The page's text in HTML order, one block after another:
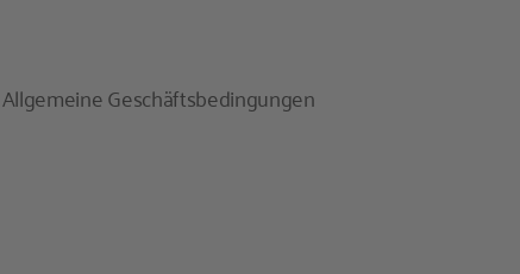
Allgemeine Geschäftsbedingungen